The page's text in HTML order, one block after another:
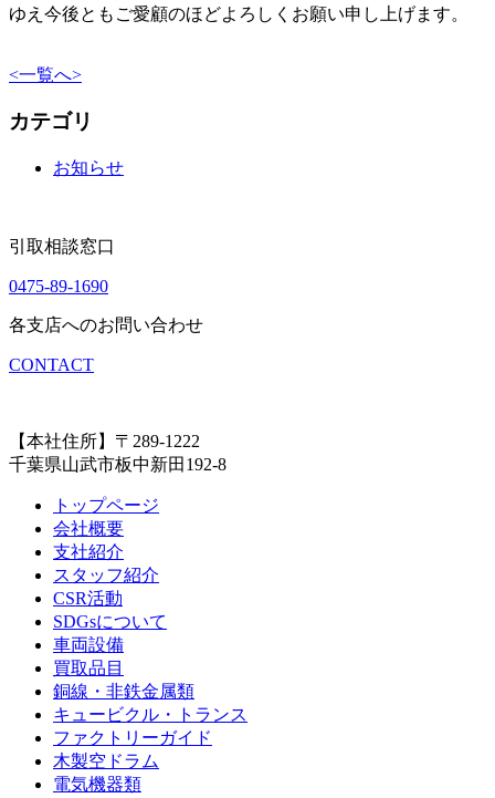
ゆえ今後ともご愛顧のほどよろしくお願い申し上げます。
<一覧へ>
カテゴリ
お知らせ
引取相談窓口
0475-89-1690
各支店へのお問い合わせ
CONTACT
【本社住所】〒289-1222
千葉県山武市板中新田192-8
トップページ
会社概要
支社紹介
スタッフ紹介
CSR活動
SDGsについて
車両設備
買取品目
銅線・非鉄金属類
キュービクル・トランス
ファクトリーガイド
木製空ドラム
電気機器類